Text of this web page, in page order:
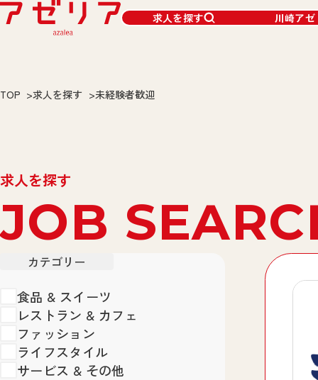
求人を探す 川崎ア
TOP 求人を探す 未経験者歓迎
求人を探す
JOB
カテゴリー
食品 & スイーツ
レストラン & カフェ
ファッション
ライフスタイル
サービス & その他